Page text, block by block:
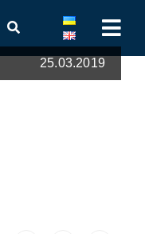
25.03.2019